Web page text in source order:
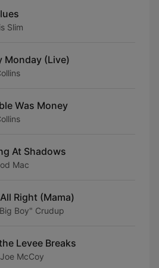
Slim
Monday (Live)
Was Money
At Shadows
Mac
Right (Mama)
Boy" Crudup
Levee Breaks
McCoy